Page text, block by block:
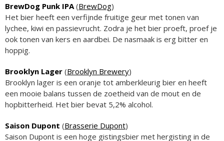
BrewDog Punk IPA (BrewDog)
Het bier heeft een verfijnde fruitige geur met tonen van
lychee, kiwi en passievrucht. Zodra je het bier proeft, proef je
ook tonen van kers en aardbei. De nasmaak is erg bitter en
hoppig.
Brooklyn Lager (Brooklyn Brewery)
Brooklyn lager is een oranje tot amberkleurig bier en heeft
een mooie balans tussen de zoetheid van de mout en de
hopbitterheid. Het bier bevat 5,2% alcohol.
Saison Dupont (Brasserie Dupont)
Saison Dupont is een hoge gistingsbier met hergisting in de